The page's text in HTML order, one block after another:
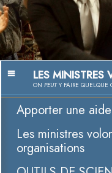
LES MINISTRES
ON PEUTY FAIRE QUELQUE
Apporter une
Les ministres
organisations